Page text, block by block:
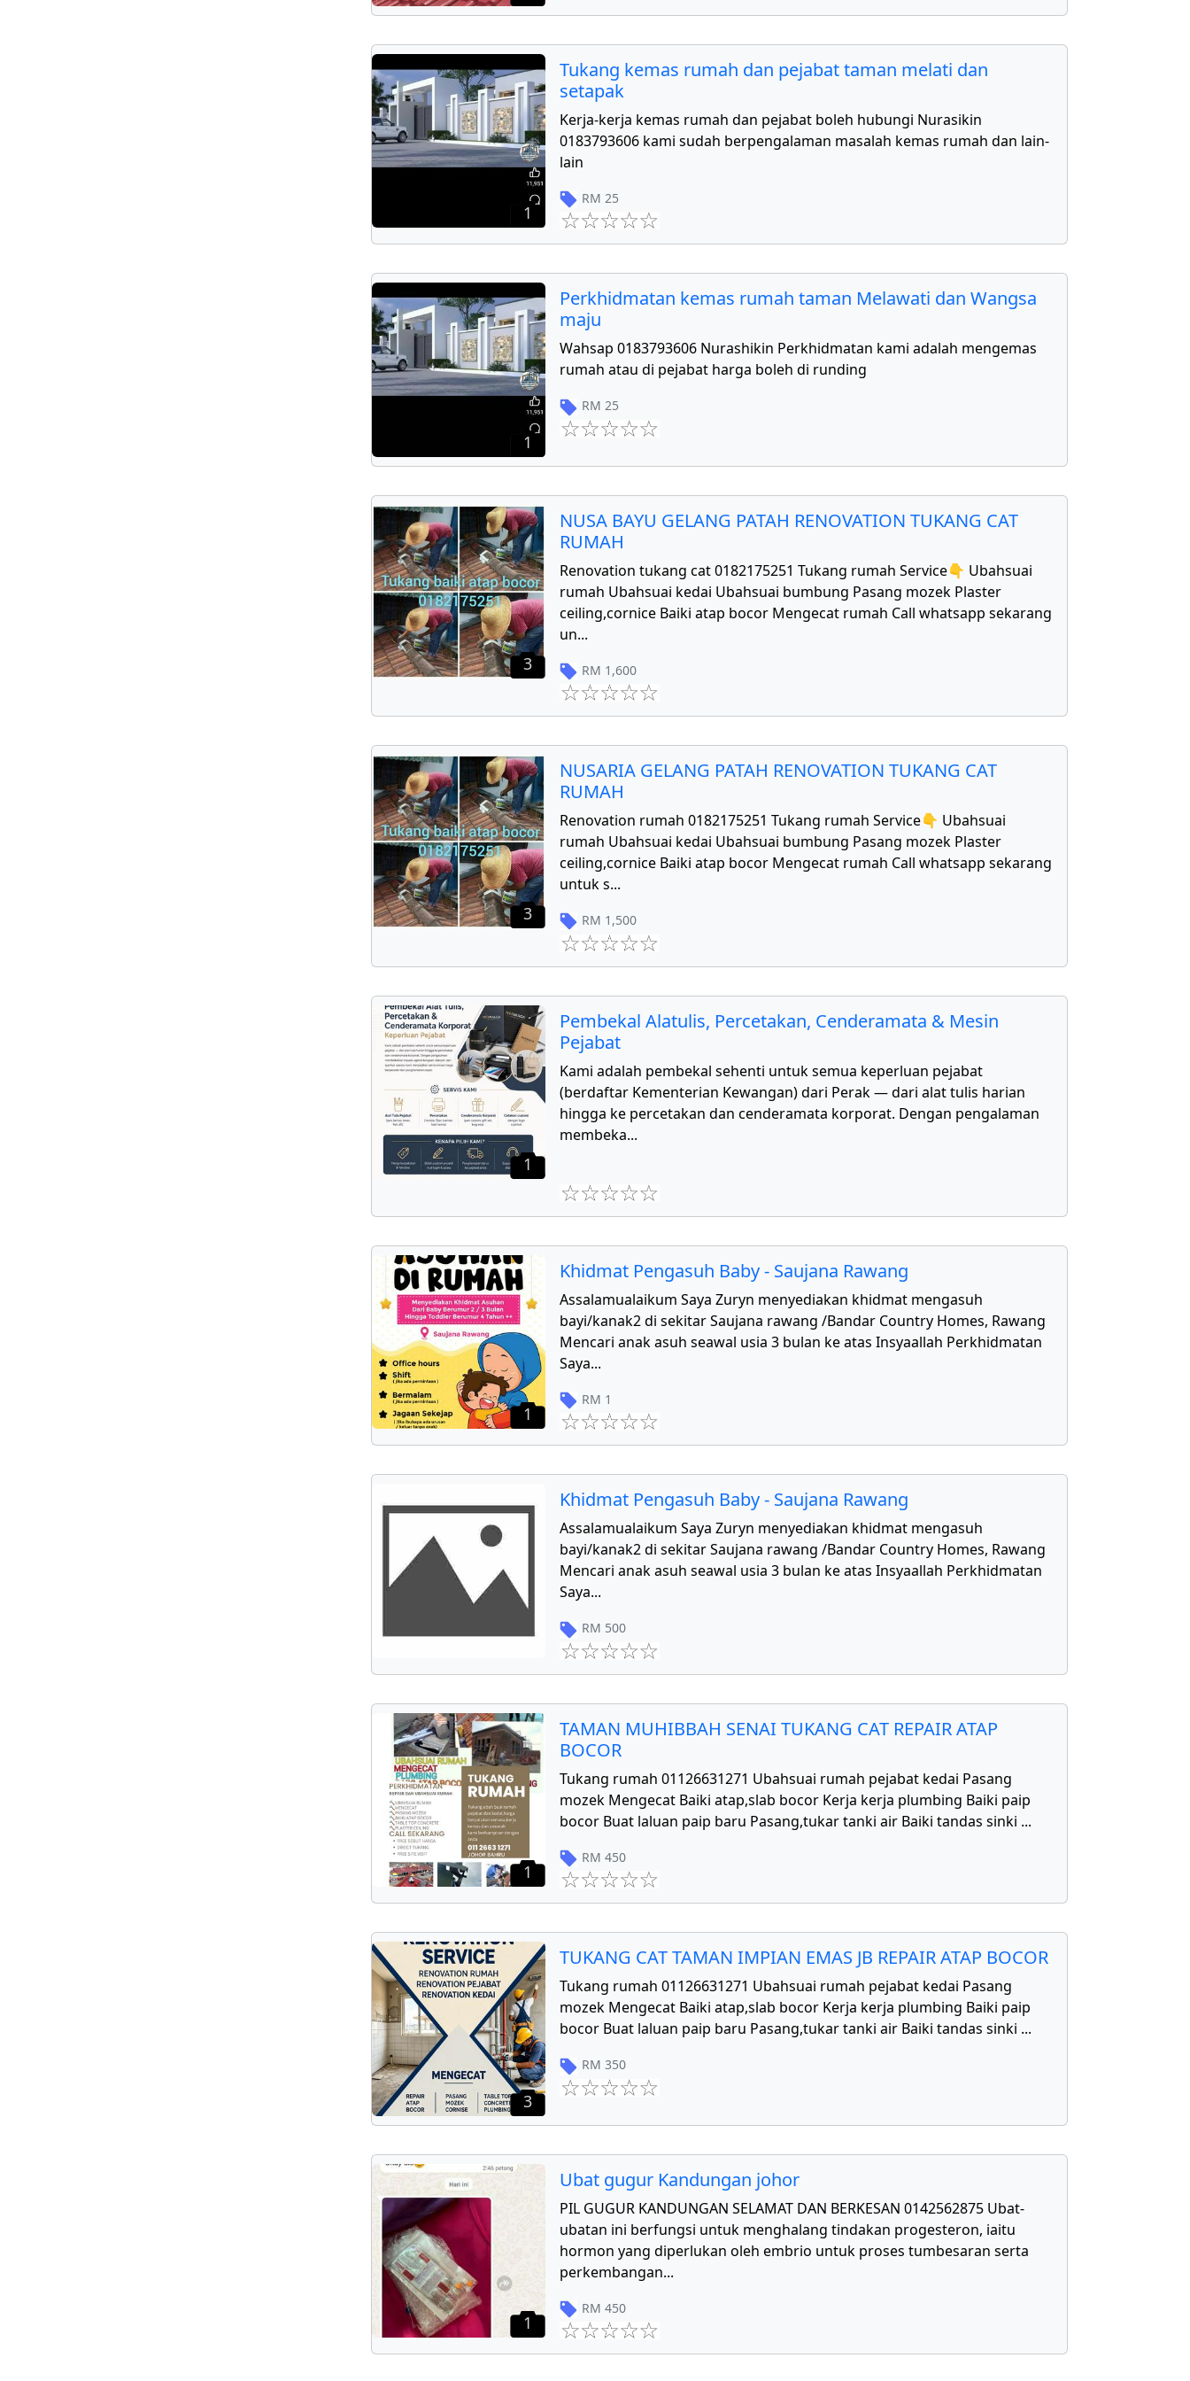
1
Tukang kemas rumah dan pejabat taman melati dan
setapak
Kerja-kerja kemas rumah dan pejabat boleh hubungi Nurasikin
0183793606 kami sudah berpengalaman masalah kemas rumah dan lain-
lain
RM 25
1
Perkhidmatan kemas rumah taman Melawati dan Wangsa
maju
Wahsap 0183793606 Nurashikin Perkhidmatan kami adalah mengemas
rumah atau di pejabat harga boleh di runding
RM 25
3
NUSA BAYU GELANG PATAH RENOVATION TUKANG CAT
RUMAH
Renovation tukang cat 0182175251 Tukang rumah Service👇 Ubahsuai
rumah Ubahsuai kedai Ubahsuai bumbung Pasang mozek Plaster
ceiling,cornice Baiki atap bocor Mengecat rumah Call whatsapp sekarang
un...
RM 1,600
3
NUSARIA GELANG PATAH RENOVATION TUKANG CAT
RUMAH
Renovation rumah 0182175251 Tukang rumah Service👇 Ubahsuai
rumah Ubahsuai kedai Ubahsuai bumbung Pasang mozek Plaster
ceiling,cornice Baiki atap bocor Mengecat rumah Call whatsapp sekarang
untuk s...
RM 1,500
1
Pembekal Alatulis, Percetakan, Cenderamata & Mesin
Pejabat
Kami adalah pembekal sehenti untuk semua keperluan pejabat
(berdaftar Kementerian Kewangan) dari Perak — dari alat tulis harian
hingga ke percetakan dan cenderamata korporat. Dengan pengalaman
membeka...
1
Khidmat Pengasuh Baby - Saujana Rawang
Assalamualaikum Saya Zuryn menyediakan khidmat mengasuh
bayi/kanak2 di sekitar Saujana rawang /Bandar Country Homes, Rawang
Mencari anak asuh seawal usia 3 bulan ke atas Insyaallah Perkhidmatan
Saya...
RM 1
Khidmat Pengasuh Baby - Saujana Rawang
Assalamualaikum Saya Zuryn menyediakan khidmat mengasuh
bayi/kanak2 di sekitar Saujana rawang /Bandar Country Homes, Rawang
Mencari anak asuh seawal usia 3 bulan ke atas Insyaallah Perkhidmatan
Saya...
RM 500
1
TAMAN MUHIBBAH SENAI TUKANG CAT REPAIR ATAP
BOCOR
Tukang rumah 01126631271 Ubahsuai rumah pejabat kedai Pasang
mozek Mengecat Baiki atap,slab bocor Kerja kerja plumbing Baiki paip
bocor Buat laluan paip baru Pasang,tukar tanki air Baiki tandas sinki ...
RM 450
3
TUKANG CAT TAMAN IMPIAN EMAS JB REPAIR ATAP BOCOR
Tukang rumah 01126631271 Ubahsuai rumah pejabat kedai Pasang
mozek Mengecat Baiki atap,slab bocor Kerja kerja plumbing Baiki paip
bocor Buat laluan paip baru Pasang,tukar tanki air Baiki tandas sinki ...
RM 350
1
Ubat gugur Kandungan johor
PIL GUGUR KANDUNGAN SELAMAT DAN BERKESAN 0142562875 Ubat-
ubatan ini berfungsi untuk menghalang tindakan progesteron, iaitu
hormon yang diperlukan oleh embrio untuk proses tumbesaran serta
perkembangan...
RM 450